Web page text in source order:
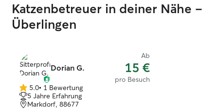
Katzenbetreuer in deiner Nähe –
Überlingen
Dorian G.
Ab
15 €
pro Besuch
5.0
von
5
5.0• 1 Bewertung
5 Jahre Erfahrung
Markdorf, 88677